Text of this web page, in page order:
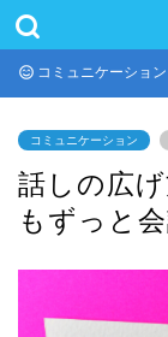
コミュニケーション
コミュニケーション
話しの広
もずっと